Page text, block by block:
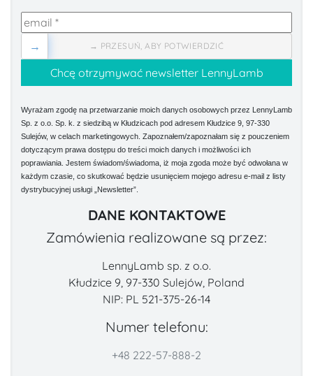
→ PRZESUŃ, ABY POTWIERDZIĆ
→
Wyrażam zgodę na przetwarzanie moich danych osobowych przez LennyLamb
Sp. z o.o. Sp. k. z siedzibą w Kłudzicach pod adresem Kłudzice 9, 97-330
Sulejów, w celach marketingowych. Zapoznałem/zapoznałam się z pouczeniem
dotyczącym prawa dostępu do treści moich danych i możliwości ich
poprawiania. Jestem świadom/świadoma, iż moja zgoda może być odwołana w
każdym czasie, co skutkować będzie usunięciem mojego adresu e-mail z listy
dystrybucyjnej usługi „Newsletter”.
DANE KONTAKTOWE
Zamówienia realizowane są przez:
LennyLamb sp. z o.o.
Kłudzice 9, 97-330 Sulejów, Poland
NIP: PL 521-375-26-14
Numer telefonu:
+48 222-57-888-2